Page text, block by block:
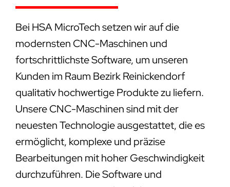
Bei HSA MicroTech setzen wir auf die
modernsten CNC-Maschinen und
fortschrittlichste Software, um unseren
Kunden im Raum Bezirk Reinickendorf
qualitativ hochwertige Produkte zu liefern.
Unsere CNC-Maschinen sind mit der
neuesten Technologie ausgestattet, die es
ermöglicht, komplexe und präzise
Bearbeitungen mit hoher Geschwindigkeit
durchzuführen. Die Software und